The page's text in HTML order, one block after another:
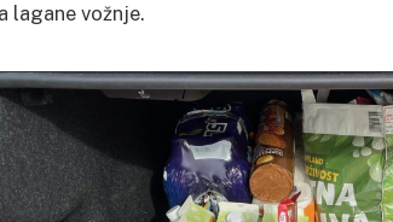
lagane vožnje.